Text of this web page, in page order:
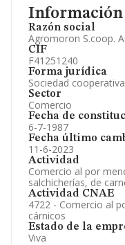
Información
Razón social
Agromoron S.coop.
CIF
F41251240
Forma jurídica
Sociedad
Sector
Comercio
Fecha de
6-7-1987
Fecha último
11-6-2023
Actividad
Comercio al por
salchicherías, de
Actividad CNAE
4722 - Comercio al
cárnicos
Estado de la
Viva
Información